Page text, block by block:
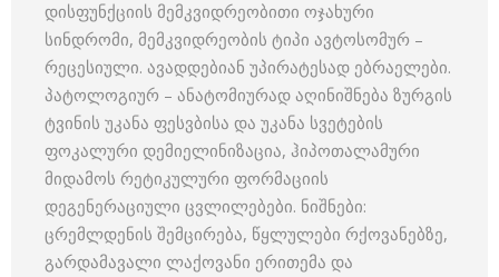
დისფუნქციის მემკვიდრეობითი ოჯახური
სინდრომი, მემკვიდრეობის ტიპი ავტოსომურ –
რეცესიული. ავადდებიან უპირატესად ებრაელები.
პატოლოგიურ – ანატომიურად აღინიშნება ზურგის
ტვინის უკანა ფესვბისა და უკანა სვეტების
ფოკალური დემიელინიზაცია, ჰიპოთალამური
მიდამოს რეტიკულური ფორმაციის
დეგენერაციული ცვლილებები. ნიშნები:
ცრემლდენის შემცირება, წყლულები რქოვანებზე,
გარდამავალი ლაქოვანი ერითემა და